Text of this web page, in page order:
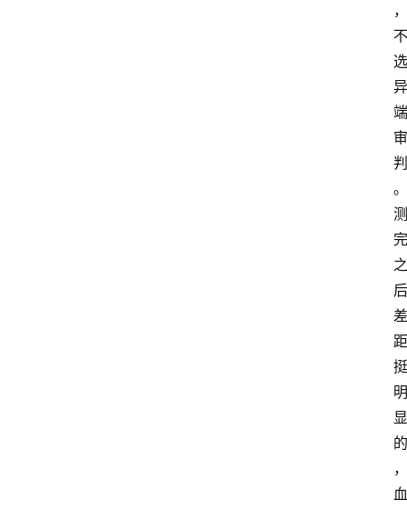
，
不
选
异
端
审
判
。
测
完
之
后
差
距
挺
明
显
的
，
血